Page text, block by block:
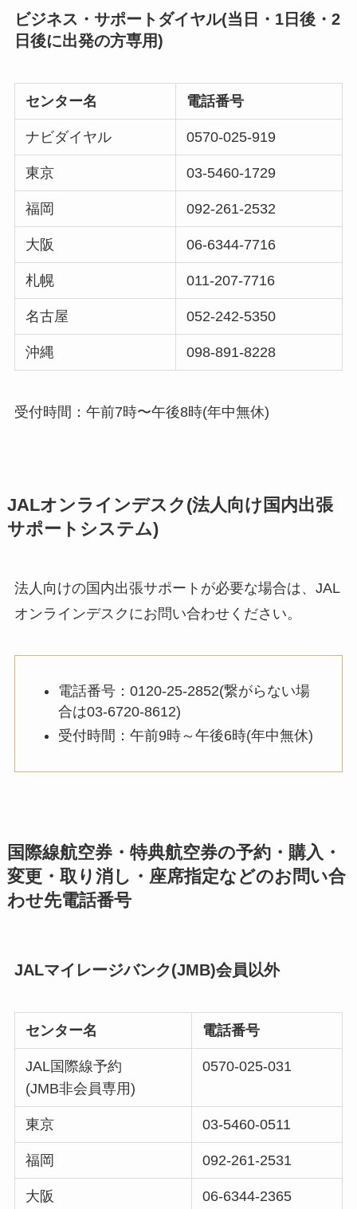
ビジネス・サポートダイヤル(当日・1日後・2
日後に出発の方専用)
センター名 電話番号
ナビダイヤル 0570-025-919
東京 03-5460-1729
福岡 092-261-2532
大阪 06-6344-7716
札幌 011-207-7716
名古屋 052-242-5350
沖縄 098-891-8228
受付時間：午前7時〜午後8時(年中無休)
JALオンラインデスク(法人向け国内出張
サポートシステム)
法人向けの国内出張サポートが必要な場合は、JAL
オンラインデスクにお問い合わせください。
電話番号：0120-25-2852(繋がらない場
合は03-6720-8612)
受付時間：午前9時～午後6時(年中無休)
国際線航空券・特典航空券の予約・購入・
変更・取り消し・座席指定などのお問い合
わせ先電話番号
JALマイレージバンク(JMB)会員以外
センター名 電話番号
JAL国際線予約
(JMB非会員専用)
0570-025-031
東京 03-5460-0511
福岡 092-261-2531
大阪 06-6344-2365